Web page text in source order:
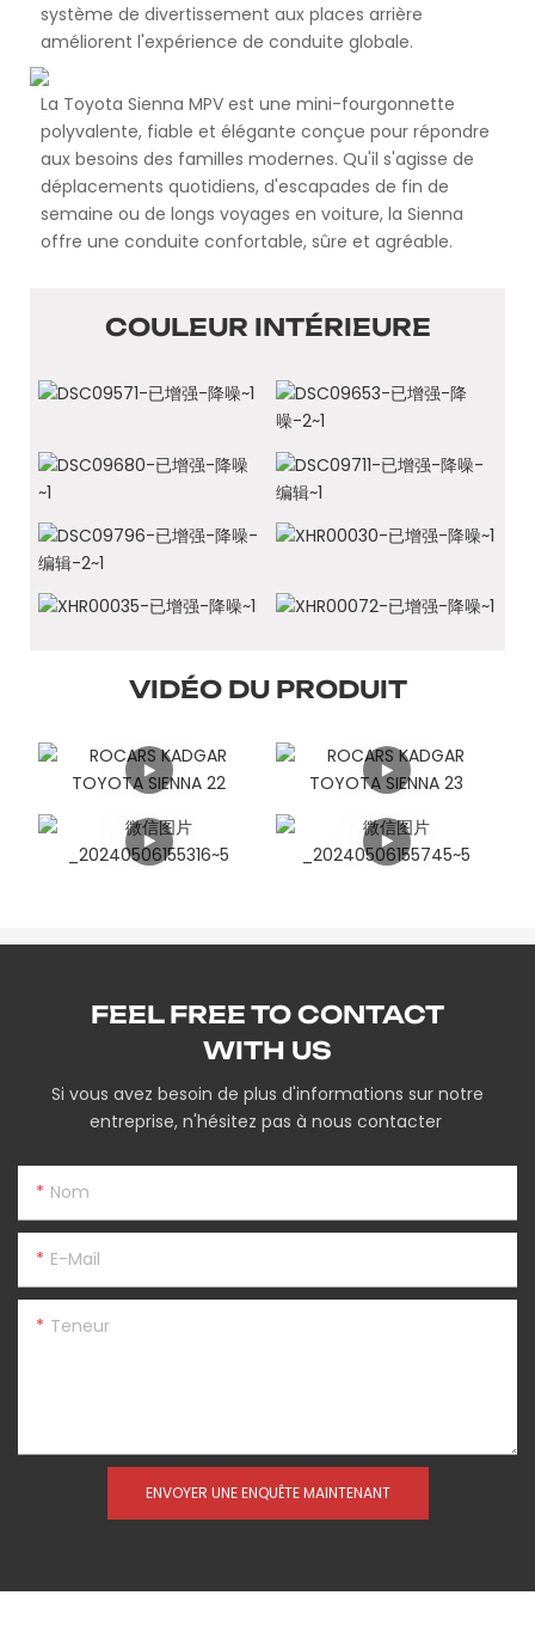
système de divertissement aux places arrière
améliorent l'expérience de conduite globale.
La Toyota Sienna MPV est une mini-fourgonnette
polyvalente, fiable et élégante conçue pour répondre
aux besoins des familles modernes. Qu'il s'agisse de
déplacements quotidiens, d'escapades de fin de
semaine ou de longs voyages en voiture, la Sienna
offre une conduite confortable, sûre et agréable.
COULEUR INTÉRIEURE
VIDÉO DU PRODUIT
FEEL FREE TO CONTACT
WITH US
Si vous avez besoin de plus d'informations sur notre
entreprise, n'hésitez pas à nous contacter
Nom
E-Mail
Teneur
ENVOYER UNE ENQUÊTE MAINTENANT